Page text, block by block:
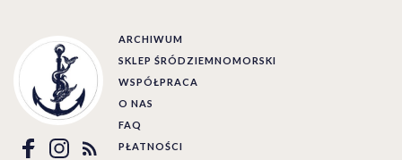
ARCHIWUM
SKLEP ŚRÓDZIEMNOMORSKI
WSPÓŁPRACA
O NAS
FAQ
PŁATNOŚCI